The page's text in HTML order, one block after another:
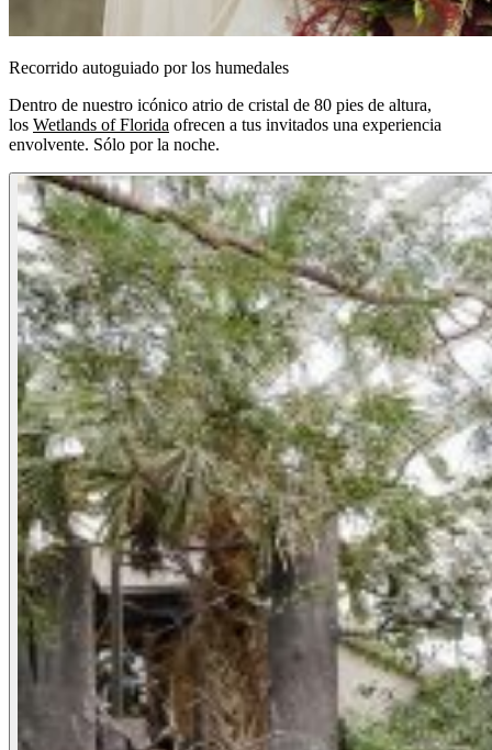
Recorrido autoguiado por los humedales
Dentro de nuestro icónico atrio de cristal de 80 pies de altura,
los Wetlands of Florida ofrecen a tus invitados una experiencia
envolvente. Sólo por la noche.